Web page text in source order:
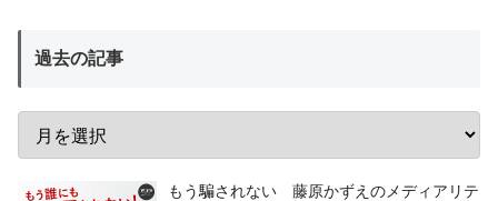
過去の記事
もう騙されない 藤原かずえのメディアリテ